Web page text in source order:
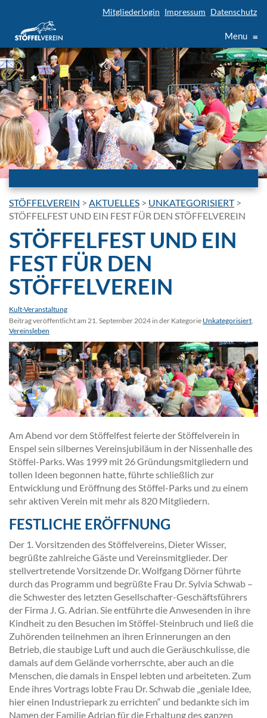
Mitgliederlogin Impressum Datenschutz
Menu ≡
STÖFFELVEREIN > AKTUELLES > UNKATEGORISIERT>
STÖFFELFEST UND EIN FEST FÜR DEN STÖFFELVEREIN
STÖFFELFEST UND EIN
FEST FÜR DEN
STÖFFELVEREIN
Kult-Veranstaltung
Beitrag veröffentlicht am 21. September 2024 in der Kategorie Unkategorisiert,
Vereinsleben
Am Abend vor dem Stöffelfest feierte der Stöffelverein in
Enspel sein silbernes Vereinsjubiläum in der Nissenhalle des
Stöffel-Parks. Was 1999 mit 26 Gründungsmitgliedern und
tollen Ideen begonnen hatte, führte schließlich zur
Entwicklung und Eröffnung des Stöffel-Parks und zu einem
sehr aktiven Verein mit mehr als 820 Mitgliedern.
FESTLICHE ERÖFFNUNG
Der 1. Vorsitzenden des Stöffelvereins, Dieter Wisser,
begrüßte zahlreiche Gäste und Vereinsmitglieder. Der
stellvertretende Vorsitzende Dr. Wolfgang Dörner führte
durch das Programm und begrüßte Frau Dr. Sylvia Schwab –
die Schwester des letzten Gesellschafter-Geschäftsführers
der Firma J. G. Adrian. Sie entführte die Anwesenden in ihre
Kindheit zu den Besuchen im Stöffel-Steinbruch und ließ die
Zuhörenden teilnehmen an ihren Erinnerungen an den
Betrieb, die staubige Luft und auch die Geräuschkulisse, die
damals auf dem Gelände vorherrschte, aber auch an die
Menschen, die damals in Enspel lebten und arbeiteten. Zum
Ende ihres Vortrags lobte Frau Dr. Schwab die „geniale Idee,
hier einen Industriepark zu errichten“ und bedankte sich im
Namen der Familie Adrian für die Erhaltung des ganzen